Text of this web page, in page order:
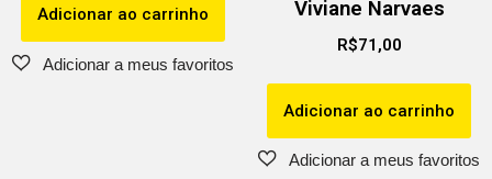
Adicionar ao carrinho Viviane Narvaes
R$71,00
Adicionar ao carrinho